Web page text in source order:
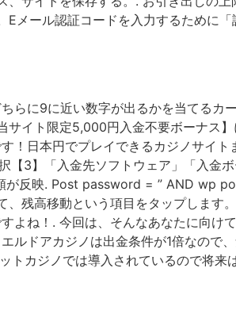
メール認証コードを入力するために「
らに9に近い数字が出るかを当てるカ
イト限定5,000円入金不要ボーナス
！日本円でプレイできるカジノサイト
【3】「入金先ソフトウェア」「入金
が反映. Post password = ” AND wp
残高移動という項目をタップします
よね！. 今回は、そんなあなたに向け
ルドアカジノは出金条件が1倍なので
トカジノでは導入されているので将来